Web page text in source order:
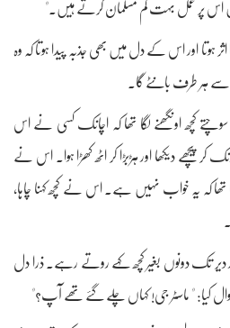
اس پر عمل بہت کم مسلمان کرتے ہیں۔"
ا اثر ہوتا اور اس کے دل میں بھی جذبہ پیدا ہوتا کہ وہ
ہر طرف بانٹے گا۔
سوچتے کچھ اونگھنے لگا تھا کہ اچانک کسی نے اس
پیچھے دیکھا اور ہڑبڑا کر اٹھ کھڑا ہوا۔ اس نے
تھا کہ یہ خواب نہیں ہے۔ اس نے کچھ کہنا چاہا،
تک دونوں بغیر کچھ کہے روتے رہے۔ ذرا دل
سوال کیا: " ماسٹر جی! کہاں چلے گئے تھے آپ؟"